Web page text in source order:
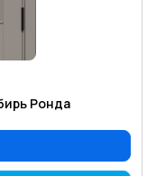
Ронда